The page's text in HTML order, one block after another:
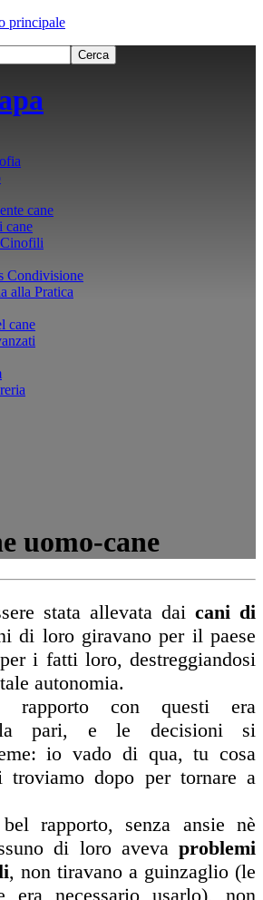
principale
cane
cane
Condivisione
alla Pratica
cane
uomo-cane
stata allevata dai cani di
di loro giravano per il paese
i fatti loro, destreggiandosi
autonomia.
con questi era
pari, e le decisioni si
io vado di qua, tu cosa
dopo per tornare a
rapporto, senza ansie nè
di loro aveva problemi
, non tiravano a guinzaglio (le
era necessario usarlo), non